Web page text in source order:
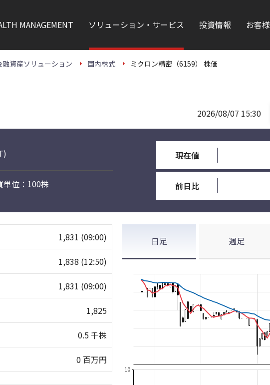
MANAGEMENT ソリューション・サービス 投資情報 お客
融資産ソリューション 国内株式 ミクロン精密（6159） 株価
2026/08/07 15:30
単位：100株
現在値
前日比
1,831 (09:00)
1,838 (12:50)
1,831 (09:00)
1,825
0.5 千株
0 百万円
日足 週足
10